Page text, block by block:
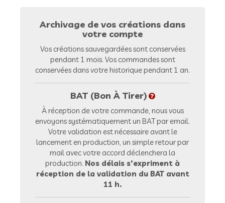
Archivage de vos créations dans
votre compte
Vos créations sauvegardées sont conservées
pendant 1 mois. Vos commandes sont
conservées dans votre historique pendant 1 an.
BAT (Bon À Tirer)
À réception de votre commande, nous vous
envoyons systématiquement un BAT par email.
Votre validation est nécessaire avant le
lancement en production, un simple retour par
mail avec votre accord déclenchera la
production. Nos délais s’expriment à
réception de la validation du BAT avant
11 h.